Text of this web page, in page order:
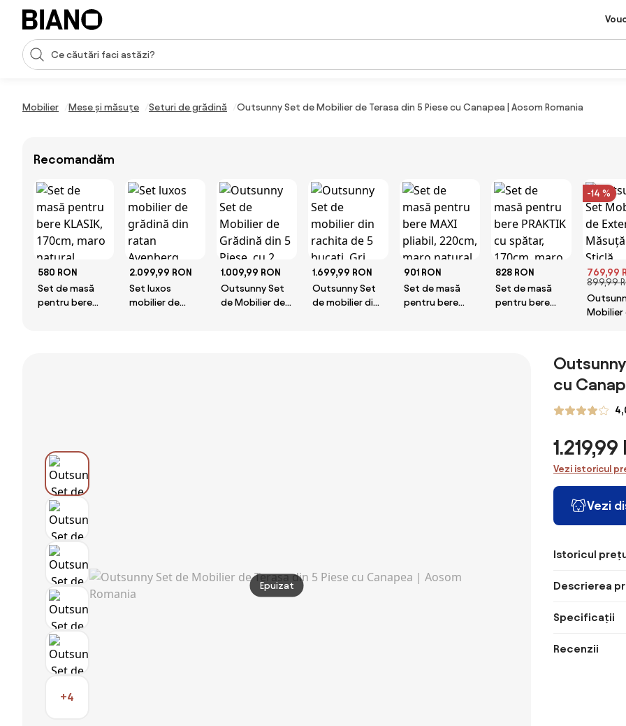
Sari peste navigare, accesează conținutul
Introducerea căutării
Mobilier Mese și măsuțe Seturi de grădină Outsunny Set de Mobilier de Terasa din 5 Piese cu Canapea | Aosom Romania
Recomandăm
580 RON
Set de masă
pentru bere
2.099,99 RON
Set luxos
mobilier de
1.009,99 RON
Outsunny Set
de Mobilier de
1.699,99 RON
Outsunny Set
de mobilier din
901 RON
Set de masă
pentru bere
828 RON
Set de masă
pentru bere
-14 %
769,99
899,99
Mobilier
Fotolii și
Gri |
Romania
+4
Epuizat
cu
1.219,99
Vezi istoricul
Vezi
Istoricul
Descrierea
Specificații
Recenzii